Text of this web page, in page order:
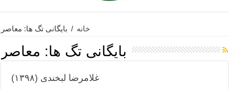
خانه / بایگانی تگ ها: معاصر
بایگانی تگ ها: معاصر
غلامرضا لبخندی (۱۳۹۸)